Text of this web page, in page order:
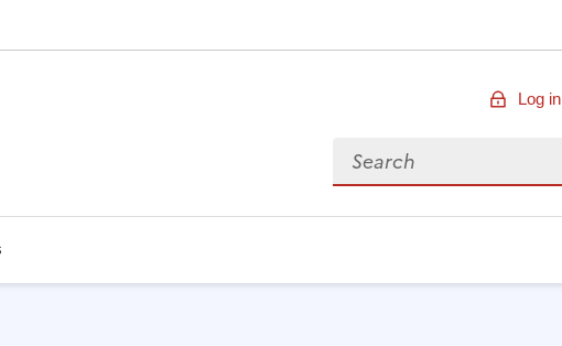
Log in
Search for data